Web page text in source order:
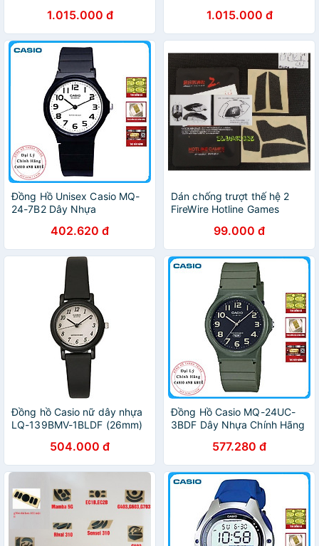
1.015.000 đ 1.015.000 đ
Đồng Hồ Unisex Casio MQ-
24-7B2 Dây Nhựa
402.620 đ
Dán chống trượt thế hệ 2
FireWire Hotline Games
G403 G603 G703 G502
G903 G Pro Wireless
99.000 đ
Đồng hồ Casio nữ dây nhựa
LQ-139BMV-1BLDF (26mm)
504.000 đ
Đồng Hồ Casio MQ-24UC-
3BDF Dây Nhựa Chính Hãng
577.280 đ